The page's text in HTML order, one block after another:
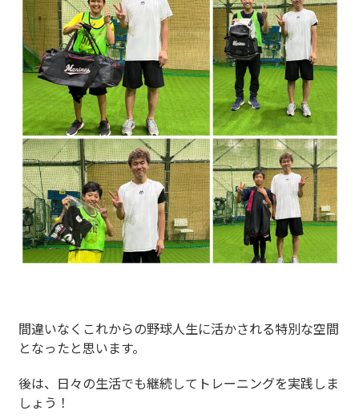
間違いなくこれからの野球人生に活かされる特別な空間
となったと思います。
後は、日々の生活でも継続してトレーニングを実践しま
しょう！